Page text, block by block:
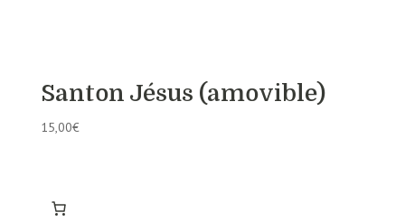
Santon Jésus (amovible)
15,00€